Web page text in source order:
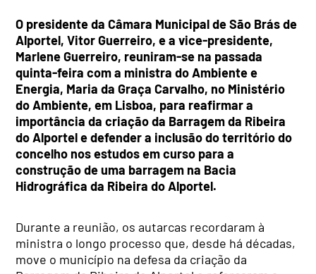
O presidente da Câmara Municipal de São Brás de
Alportel, Vitor Guerreiro, e a vice-presidente,
Marlene Guerreiro, reuniram-se na passada
quinta-feira com a ministra do Ambiente e
Energia, Maria da Graça Carvalho, no Ministério
do Ambiente, em Lisboa, para reafirmar a
importância da criação da Barragem da Ribeira
do Alportel e defender a inclusão do território do
concelho nos estudos em curso para a
construção de uma barragem na Bacia
Hidrográfica da Ribeira do Alportel.
Durante a reunião, os autarcas recordaram à
ministra o longo processo que, desde há décadas,
move o município na defesa da criação da